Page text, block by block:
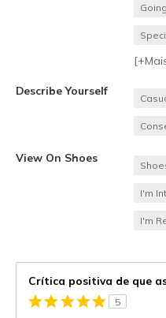
[+
Describe Yourself
View On Shoes
I'm
I'm
Crítica positiva de que
5